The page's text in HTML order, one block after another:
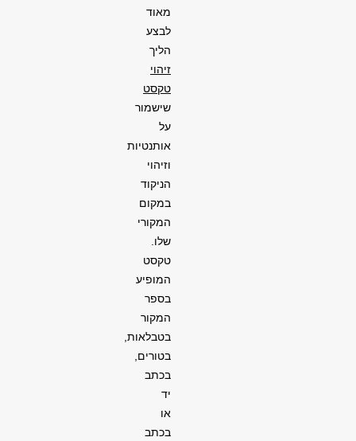
מאוד
לבצע
הליך
זיהוי
טקסט
שישמור
על
אותנטיות
וזיהוי
הניקוד
במקום
המקורי
שלו.
טקסט
המופיע
בספר
המקור
בטבלאות,
בטורים,
בכתב
יד
או
בכתב